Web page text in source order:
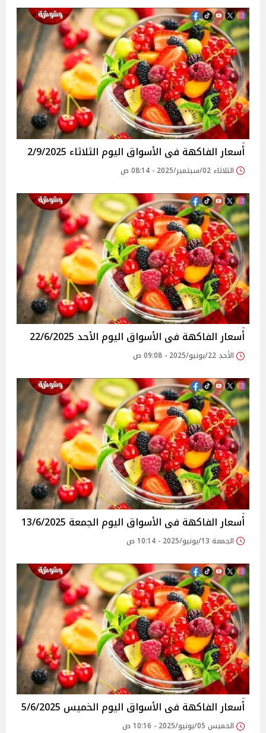
أسعار الفاكهة فى الأسواق‎‎ اليوم الثلاثاء 2/9/2025
الثلاثاء 02/سبتمبر/2025 - 08:14 ص
أسعار الفاكهة فى الأسواق‎‎ اليوم الأحد 22/6/2025
الأحد 22/يونيو/2025 - 09:08 ص
أسعار الفاكهة فى الأسواق‎‎ اليوم الجمعة 13/6/2025
الجمعة 13/يونيو/2025 - 10:14 ص
أسعار الفاكهة فى الأسواق‎‎ اليوم الخميس 5/6/2025
الخميس 05/يونيو/2025 - 10:16 ص